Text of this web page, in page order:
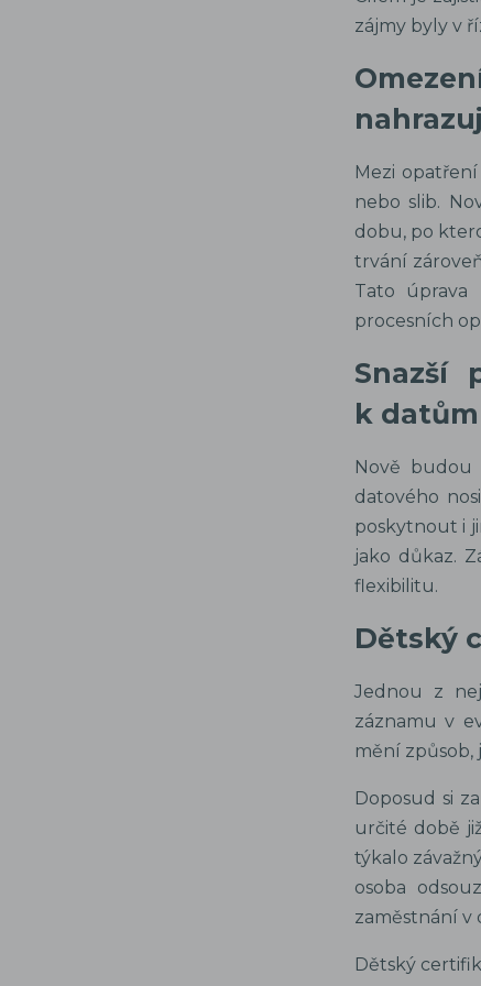
zájmy byly v
Mezi
nebo slib.
dobu, po
trvání
Tato úprava
procesních
Snazší
k datům
Nově budou
datového
poskytnout i
jako důkaz.
flexibilitu.
Dětský
Jednou z
záznamu v
mění způsob,
Doposud si
určité době
týkalo
osoba
zaměstnání v
Dětský